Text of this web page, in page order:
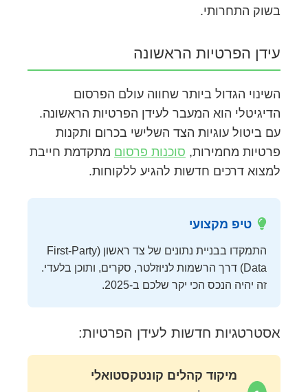
בשוק התחרותי.
עידן הפרטיות הראשונה
השינוי הגדול ביותר שחווה עולם הפרסום
הדיגיטלי הוא המעבר לעידן הפרטיות הראשונה.
עם ביטול עוגיות הצד השלישי בכרום ותקנות
פרטיות מחמירות, סוכנות פרסום מתקדמת חייבת
למצוא דרכים חדשות להגיע ללקוחות.
טיפ מקצועי
התמקדו בבניית נתונים של צד ראשון (First-Party
Data) דרך הרשמות לניוזלטר, סקרים, ותוכן בלעדי.
זה יהיה הנכס הכי יקר שלכם ב-2025.
אסטרטגיות חדשות לעידן הפרטיות:
מיקוד קהלים קונטקסטואלי